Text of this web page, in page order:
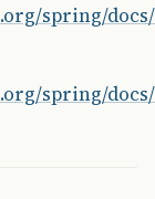
spring/
spring/